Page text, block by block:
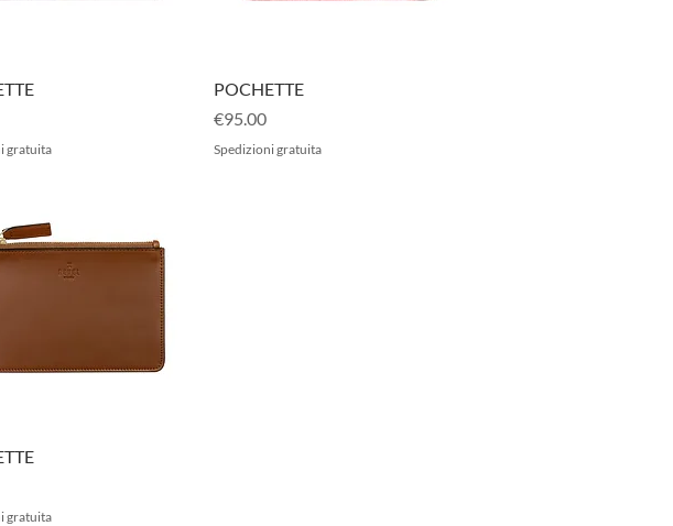
Quick View
gratuita
Quick View
POCHETTE
Price
€95.00
Spedizioni gratuita
Quick View
gratuita